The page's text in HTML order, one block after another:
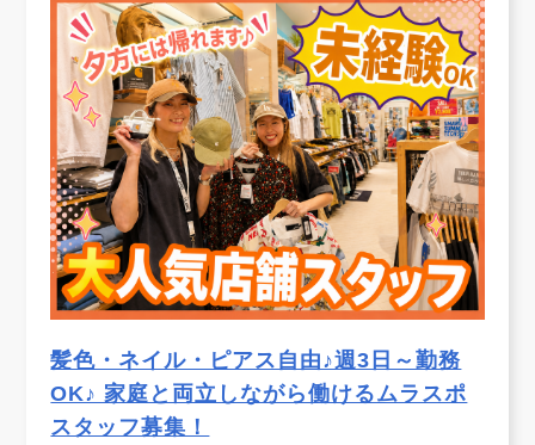
髪色・ネイル・ピアス自由♪週3日～勤務
OK♪ 家庭と両立しながら働けるムラスポ
スタッフ募集！